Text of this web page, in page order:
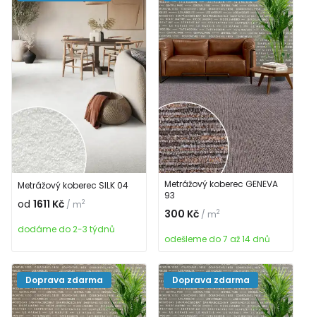
Metrážový koberec SILK 04
od 1611 Kč / m2
dodáme do 2-3 týdnů
Metrážový koberec GENEVA
93
300 Kč / m2
odešleme do 7 až 14 dnů
Doprava zdarma Doprava zdarma